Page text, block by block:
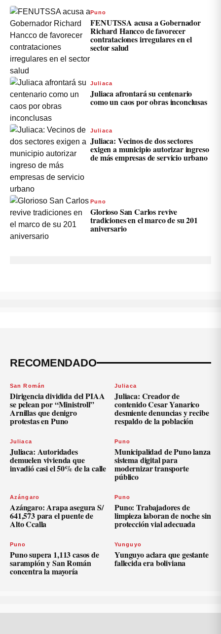
Puno
FENUTSSA acusa a Gobernador
Richard Hancco de favorecer
contrataciones irregulares en el
sector salud
Juliaca
Juliaca afrontará su centenario
como un caos por obras inconclusas
Juliaca
Juliaca: Vecinos de dos sectores
exigen a municipio autorizar ingreso
de más empresas de servicio urbano
Puno
Glorioso San Carlos revive
tradiciones en el marco de su 201
aniversario
RECOMENDADO
San Román
Dirigencia dividida del PIAA
se pelean por “Ministroll”
Arnillas que denigro
protestas en Puno
Juliaca
Juliaca: Creador de
contenido Cesar Yanarico
desmiente denuncias y recibe
respaldo de la población
Juliaca
Juliaca: Autoridades
demuelen vivienda que
invadió casi el 50% de la calle
Puno
Municipalidad de Puno lanza
sistema digital para
modernizar transporte
público
Azángaro
Azángaro: Arapa asegura S/
641,573 para el puente de
Alto Ccalla
Puno
Puno: Trabajadores de
limpieza laboran de noche sin
protección vial adecuada
Puno
Puno supera 1,113 casos de
sarampión y San Román
concentra la mayoría
Yunguyo
Yunguyo aclara que gestante
fallecida era boliviana